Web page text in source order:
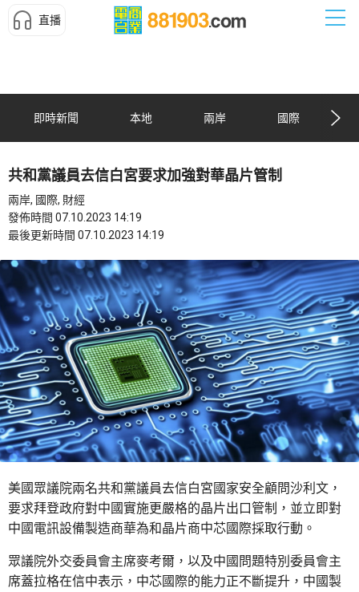
直播
即時新聞 本地 兩岸 國際
共和黨議員去信白宮要求加強對華晶片管制
兩岸, 國際, 財經
發佈時間 07.10.2023 14:19
最後更新時間 07.10.2023 14:19
美國眾議院兩名共和黨議員去信白宮國家安全顧問沙利文，
要求拜登政府對中國實施更嚴格的晶片出口管制，並立即對
中國電訊設備製造商華為和晶片商中芯國際採取行動。
眾議院外交委員會主席麥考爾，以及中國問題特別委員會主
席蓋拉格在信中表示，中芯國際的能力正不斷提升，中國製